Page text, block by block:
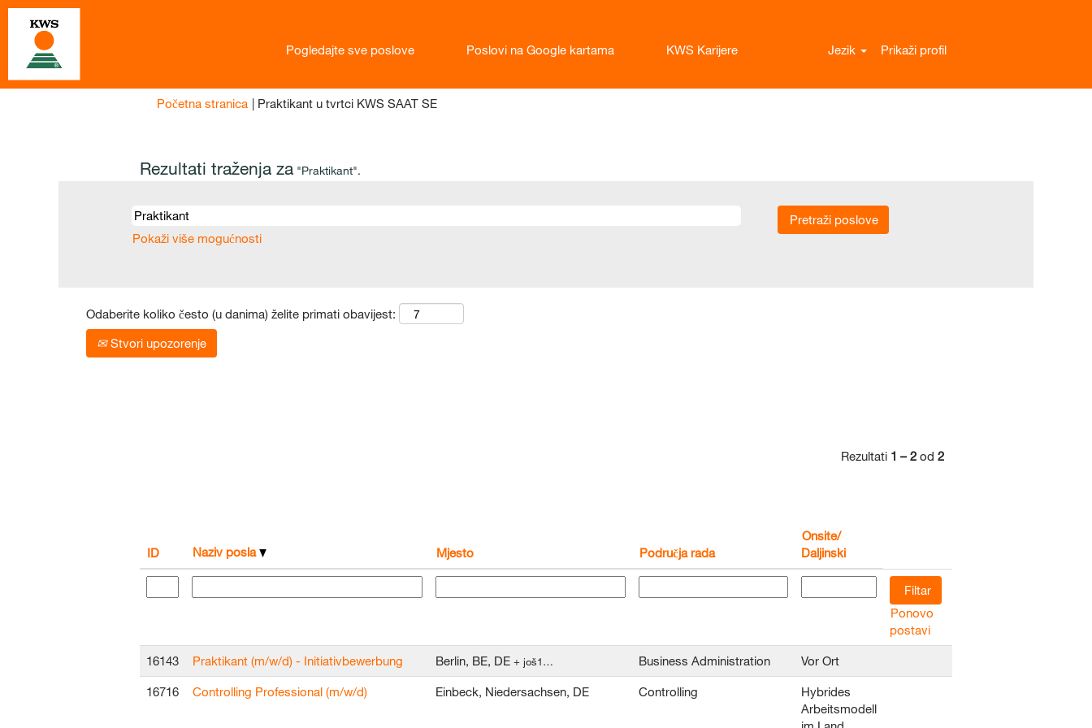
Pogledajte sve poslove Poslovi na Google kartama KWS Karijere Jezik Prikaži profil
Početna stranica | Praktikant u tvrtci KWS SAAT SE(trenutačna
Rezultati traženja za "Praktikant".
Pokaži više mogućnosti
Odaberite koliko često (u danima) želite primati obavijest:
Stvori upozorenje
Rezultati 1 – 2 od 2
ID Naziv posla Mjesto Područja rada
Onsite/
Daljinski
Ponovo
postavi
16143 Praktikant (m/w/d) - Initiativbewerbung Berlin, BE, DE + još1… Business Administration Vor Ort
16716 Controlling Professional (m/w/d) Einbeck, Niedersachsen, DE Controlling
Hybrides
Arbeitsmodell